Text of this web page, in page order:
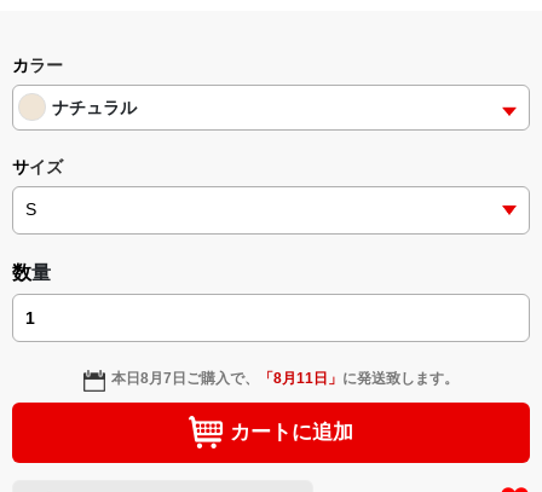
活動団体に寄付します(寄付先など詳細については、以下の
SNSにて随時報告します)
カラー
ナチュラル
サイズ
数量
本日8月7日 ご購入で、 「8月11日 」 に発送致します。
カートに追加